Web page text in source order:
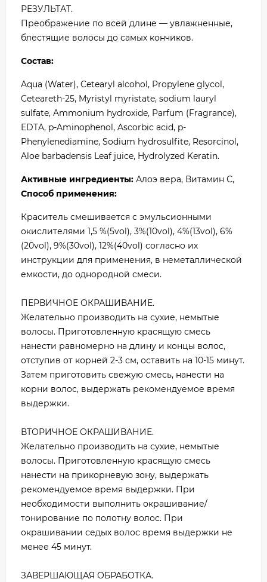
РЕЗУЛЬТАТ.
Преображение по всей длине — увлажненные,
блестящие волосы до самых кончиков.
Состав:
Aqua (Water), Cetearyl alcohol, Propylene glycol,
Ceteareth-25, Myristyl myristate, sodium lauryl
sulfate, Ammonium hydroxide, Parfum (Fragrance),
EDTA, p-Aminophenol, Ascorbic acid, p-
Phenylenediamine, Sodium hydrosulfite, Resorcinol,
Aloe barbadensis Leaf juice, Hydrolyzed Keratin.
Активные ингредиенты: Алоэ вера, Витамин С,
Способ применения:
Краситель смешивается с эмульсионными
окислителями 1,5 %(5vol), 3%(10vol), 4%(13vol), 6%
(20vol), 9%(30vol), 12%(40vol) согласно их
инструкции для применения, в неметаллической
емкости, до однородной смеси.
ПЕРВИЧНОЕ ОКРАШИВАНИЕ.
Желательно производить на сухие, немытые
волосы. Приготовленную красящую смесь
нанести равномерно на длину и концы волос,
отступив от корней 2-3 см, оставить на 10-15 минут.
Затем приготовить свежую смесь, нанести на
корни волос, выдержать рекомендуемое время
выдержки.
ВТОРИЧНОЕ ОКРАШИВАНИЕ.
Желательно производить на сухие, немытые
волосы. Приготовленную красящую смесь
нанести на прикорневую зону, выдержать
рекомендуемое время выдержки. При
необходимости выполнить окрашивание/
тонирование по полотну волос. При
окрашивании седых волос время выдержки не
менее 45 минут.
ЗАВЕРШАЮЩАЯ ОБРАБОТКА.